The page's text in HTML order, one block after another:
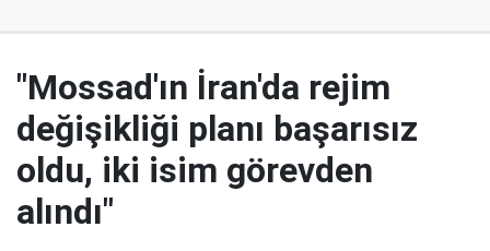
"Mossad'ın İran'da rejim
değişikliği planı başarısız
oldu, iki isim görevden
alındı"